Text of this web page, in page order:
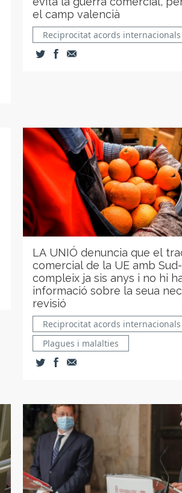
el camp valencià
Reciprocitat acords internacionals
LA UNIÓ denuncia que el
comercial de la UE amb
compleix ja sis anys i no hi
informació sobre la seua
revisió
Reciprocitat acords internacionals
Plagues i malalties